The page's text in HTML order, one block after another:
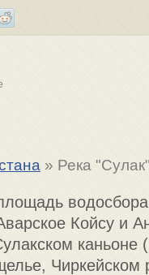
» Река
Койсу и
каньоне
Чиркейском